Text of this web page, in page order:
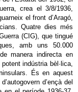
crea el 3/8/1936,
el front d’Aragó,
Quatre dies més
(CIG), que tingué
amb uns 50.000
manera indirecta en
indústria bèl·lica,
És en aquest
d’ençà del